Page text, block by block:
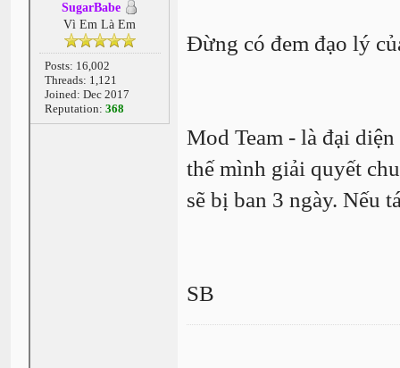
SugarBabe
Vì Em Là Em
Posts: 16,002
Threads: 1,121
Joined: Dec 2017
Reputation: 368
Đừng có đem đạo lý
Mod Team - là đại
thế mình giải quyết
sẽ bị ban 3 ngày. Nếu
SB